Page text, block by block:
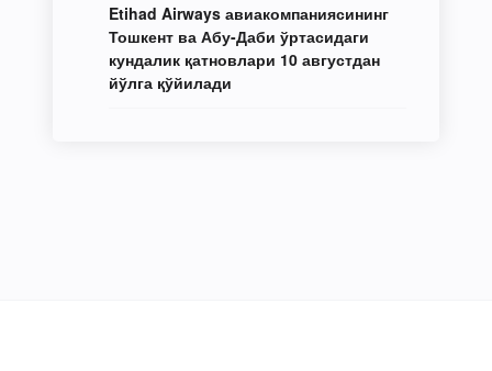
Etihad Airways авиакомпаниясининг
Тошкент ва Абу-Даби ўртасидаги
кундалик қатновлари 10 августдан
йўлга қўйилади